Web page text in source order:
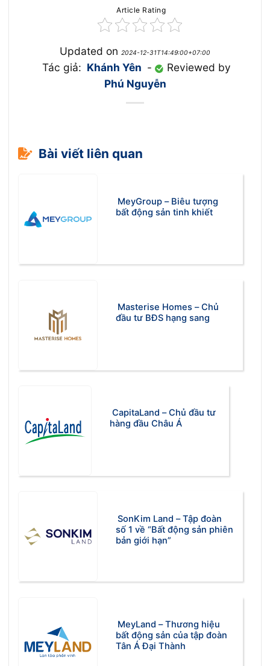
Article Rating
Updated on 2024-12-31T14:49:00+07:00
Tác giả: Khánh Yên -
Reviewed by
Phú Nguyễn
Bài viết liên quan
MeyGroup – Biêu tượng
bất động sản tinh khiết
Masterise Homes – Chủ
đầu tư BĐS hạng sang
CapitaLand – Chủ đầu tư
hàng đầu Châu Á
SonKim Land – Tập đoàn
số 1 về “Bất động sản phiên
bản giới hạn”
MeyLand – Thương hiệu
bất động sản của tập đoàn
Tân Á Đại Thành